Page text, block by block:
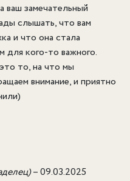
ваш замечательный
слышать, что вам
и что она стала
для кого-то важного.
то, на что мы
внимание, и приятно
–09.03.2025